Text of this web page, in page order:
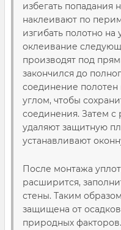
избегать попадания
наклеивают по
изгибать полотно на
оклеивание
производят под
закончился до
соединение
углом, чтобы
соединения. Затем
удаляют защитную
устанавливают
После монтажа
расширится,
стены. Таким
защищена от
природных